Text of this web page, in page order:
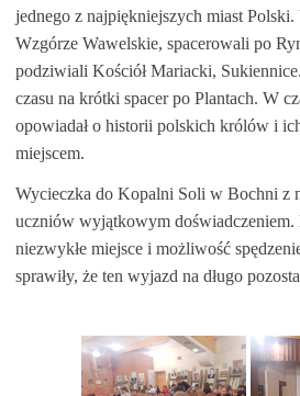
jednego z najpiękniejszych miast
Wzgórze Wawelskie, spacerowali po
podziwiali Kościół Mariacki,
czasu na krótki spacer po Plantach. W
opowiadał o historii polskich królów i
miejscem.
Wycieczka do Kopalni Soli w Bochni z
uczniów wyjątkowym doświadczeniem.
niezwykłe miejsce i możliwość
sprawiły, że ten wyjazd na długo